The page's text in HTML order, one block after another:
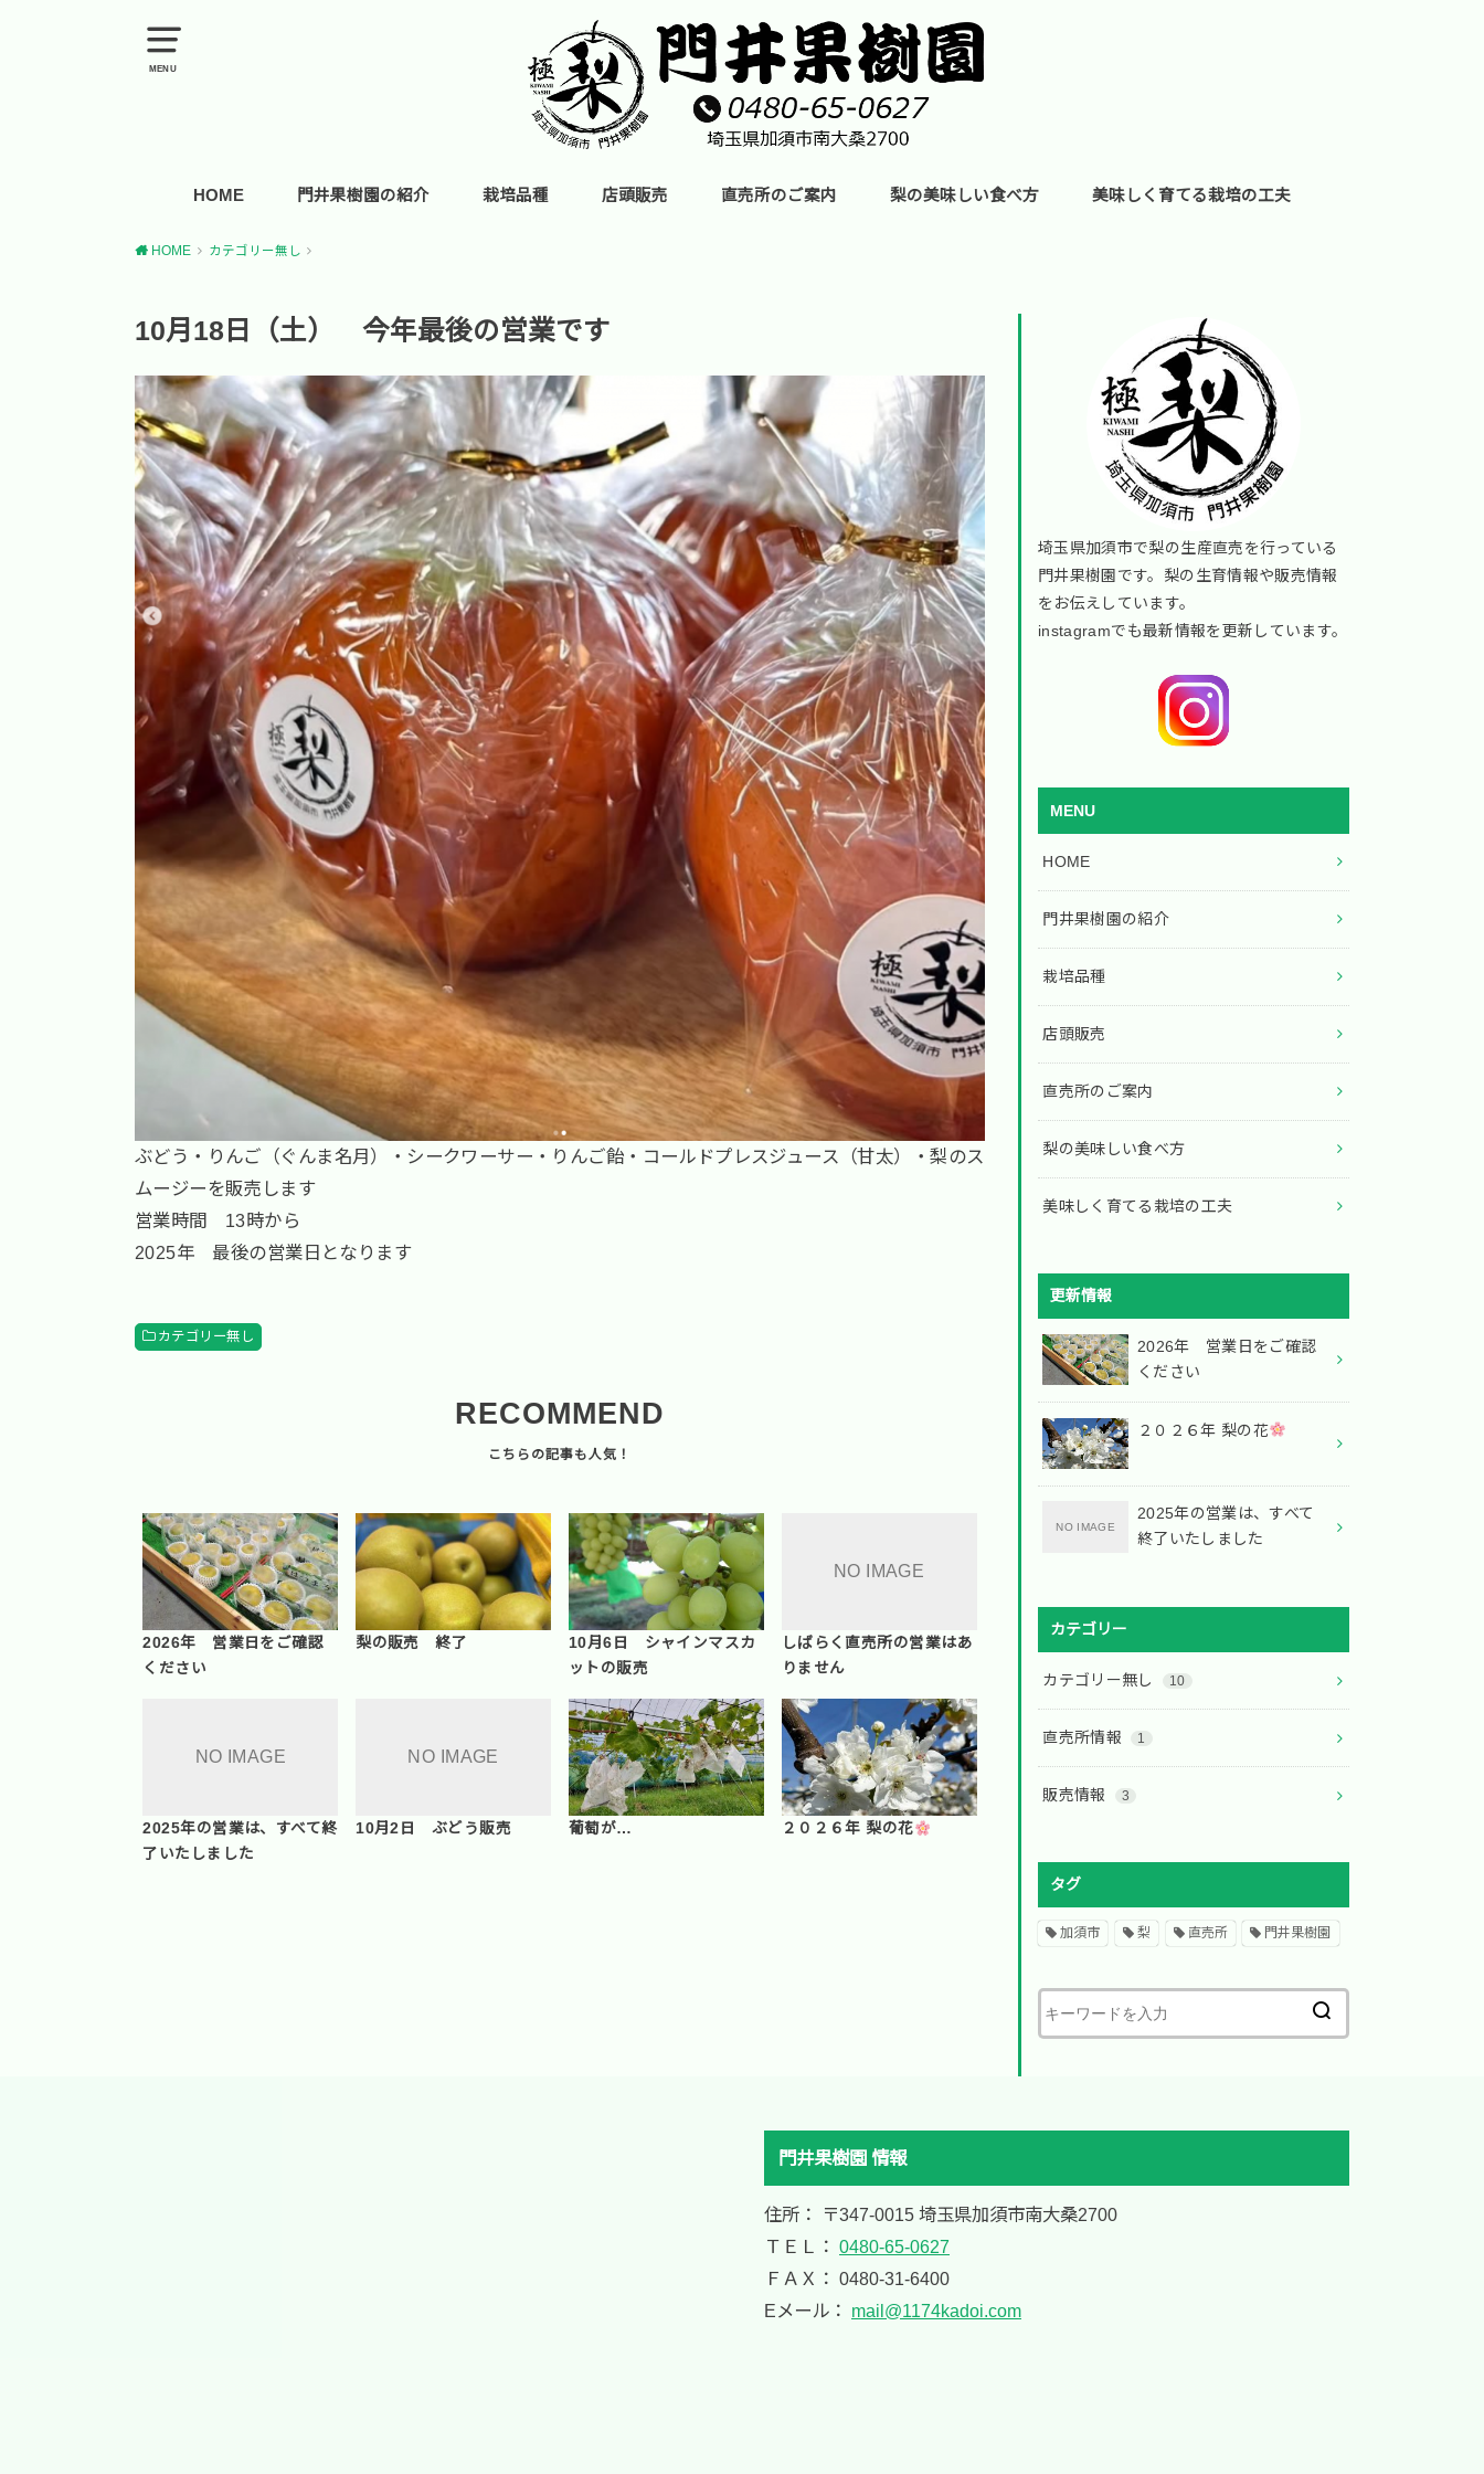
MENU
HOME 門井果樹園の紹介 栽培品種 店頭販売 直売所のご案内 梨の美味しい食べ方 美味しく育てる栽培の工夫
HOME カテゴリー無し
10月18日（土） 今年最後の営業です
ぶどう・りんご（ぐんま名月）・シークワーサー・りんご飴・コールドプレスジュース（甘太）・梨のス
ムージーを販売します
営業時間 13時から
2025年 最後の営業日となります
カテゴリー無し
RECOMMEND
2026年 営業日をご確認
ください
梨の販売 終了
10月6日 シャインマスカ
ットの販売
しばらく直売所の営業はあ
りません
2025年の営業は、すべて終
了いたしました
10月2日 ぶどう販売 葡萄が… ２０２６年 梨の花
埼玉県加須市で梨の生産直売を行っている
門井果樹園です。梨の生育情報や販売情報
をお伝えしています。
instagramでも最新情報を更新しています。
MENU
HOME
門井果樹園の紹介
栽培品種
店頭販売
直売所のご案内
梨の美味しい食べ方
美味しく育てる栽培の工夫
更新情報
2026年 営業日をご確認
ください
２０２６年 梨の花
2025年の営業は、すべて
終了いたしました
カテゴリー
カテゴリー無し 10
直売所情報 1
販売情報 3
タグ
加須市 梨 直売所 門井果樹園
門井果樹園 情報
住所： 〒347-0015 埼玉県加須市南大桑2700
ＴＥＬ： 0480-65-0627
ＦＡＸ： 0480-31-6400
Eメール： mail@1174kadoi.com